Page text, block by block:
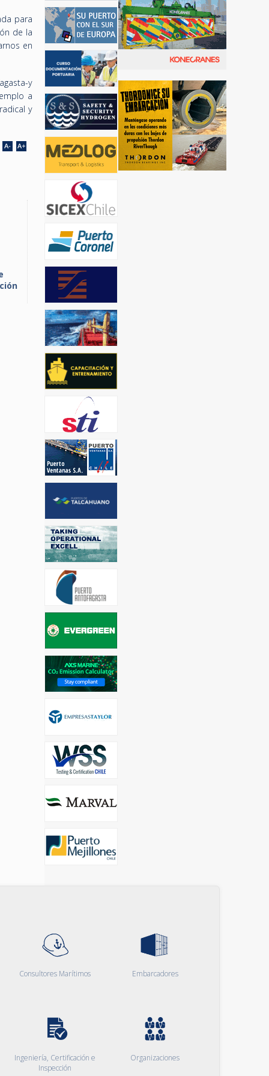
para
de la
en
y
a
y
Consultores Marítimos Embarcadores
Ingeniería, Certificación e
Inspección
Organizaciones